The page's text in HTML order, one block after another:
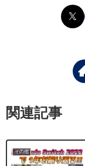
関連記事
その他